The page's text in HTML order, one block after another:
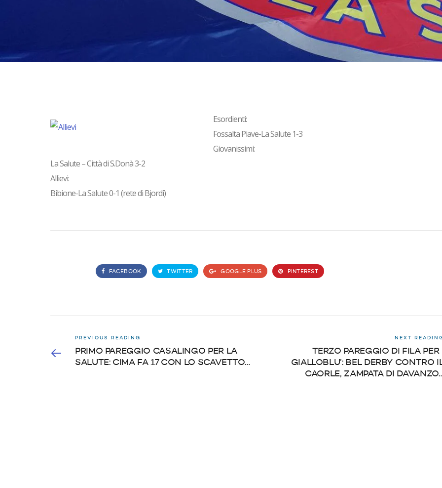
Esordienti:
Fossalta Piave-La Salute 1-3
Giovanissimi:
La Salute – Città di S.Donà 3-2
Allievi:
Bibione-La Salute 0-1 (rete di Bjordi)
FACEBOOK TWITTER GOOGLE PLUS PINTEREST
PREVIOUS READING
PRIMO PAREGGIO CASALINGO PER LA
SALUTE: CIMA FA 17 CON LO SCAVETTO…
NEXT
TERZO PAREGGIO DI FILA PER I
GIALLOBLU’: BEL DERBY CONTRO
CAORLE, ZAMPATA DI